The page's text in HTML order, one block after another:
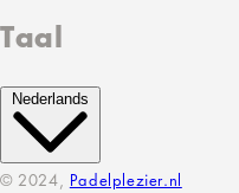
Taal
Nederlands
© 2024, Padelplezier.nl